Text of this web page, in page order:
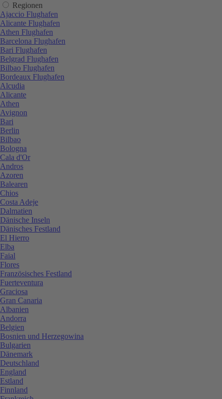
Regionen
Ajaccio Flughafen
Alicante Flughafen
Athen Flughafen
Barcelona Flughafen
Bari Flughafen
Belgrad Flughafen
Bilbao Flughafen
Bordeaux Flughafen
Alcudia
Alicante
Athen
Avignon
Bari
Berlin
Bilbao
Bologna
Cala d'Or
Andros
Azoren
Balearen
Chios
Costa Adeje
Dalmatien
Dänische Inseln
Dänisches Festland
El Hierro
Elba
Faial
Flores
Französisches Festland
Fuerteventura
Graciosa
Gran Canaria
Albanien
Andorra
Belgien
Bosnien und Herzegowina
Bulgarien
Dänemark
Deutschland
England
Estland
Finnland